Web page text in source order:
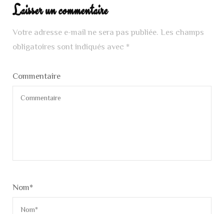
Laisser un commentaire
Votre adresse e-mail ne sera pas publiée. Les champs
obligatoires sont indiqués avec *
Commentaire
Nom*